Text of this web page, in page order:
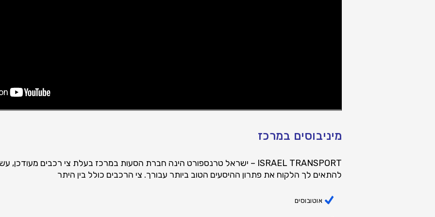
מיניבוסים במרכז
ISRAEL TRANSPORT – ישראל טרנספורט הינה חברת הסעות במרכז בעלת צי רכבים מעודכן,
להתאים לך הלקוח את פתרון ההיסעים הטוב ביותר עבורך. צי הרכבים כולל בין היתר
אוטובוסים